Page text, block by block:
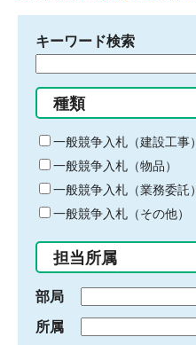
キーワード検索
る
キ
ー
ワ
ー
ド
入
力
種類
一般競争入札（建設工事）
一般競争入札（物品）
一般競争入札（業務委託）
一般競争入札（その他）
担当所属
部局
所属